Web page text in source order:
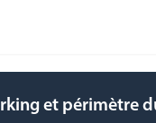
et périmètre